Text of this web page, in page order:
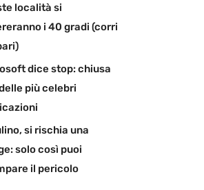
località si
i 40 gradi (corri
dice stop: chiusa
più celebri
si rischia una
solo così puoi
il pericolo